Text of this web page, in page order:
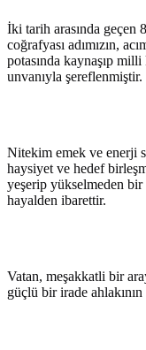
İki tarih arasında geçen
coğrafyası adımızın,
potasında kaynaşıp
unvanıyla şereflenmiştir.
Nitekim emek ve enerji
haysiyet ve hedef
yeşerip yükselmeden bir
hayalden ibarettir.
Vatan, meşakkatli bir
güçlü bir irade